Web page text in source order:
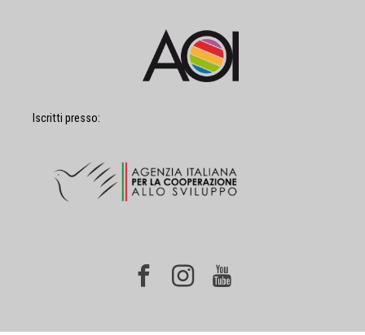
Iscritti presso: